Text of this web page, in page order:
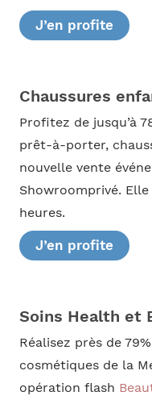
J’en profite
Chaussures
Profitez de jusqu’à
prêt-à-porter,
nouvelle vente
Showroomprivé.
heures.
J’en profite
Soins Health et
Réalisez près de
cosmétiques de la
opération flash